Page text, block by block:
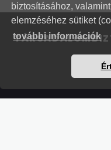
biztosításához,
elemzéséhez sütiket
további információk